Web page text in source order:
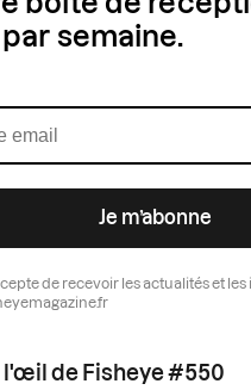
semaine.
Je m’abonne
de recevoir les actualités et
l'œil de Fisheye #550